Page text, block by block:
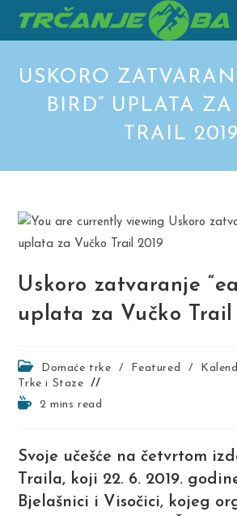
USKORO
BIRD” UPLATA
TRAIL 2019
Uskoro zatvaranje
uplata za Vučko Trail
Post
category:
Domaće trke / Featured /
Trke i Staze
Reading2 mins read
Svoje učešće na četvrtom
Traila, koji 22. 6. 2019.
Bjelašnici i Visočici, kojeg